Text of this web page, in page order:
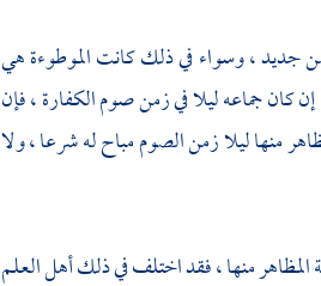
من جديد ، وسواء في ذلك كانت الموطوءة هي
كان جماعه ليلا في زمن صوم الكفارة ، فإن
منها ليلا زمن الصوم مباح له شرعا ، ولا
منها ، فقد اختلف في ذلك أهل العلم